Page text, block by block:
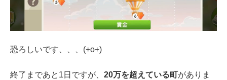
恐ろしいです、、、(+o+)
終了まであと1日ですが、 20万を超えている町がありま